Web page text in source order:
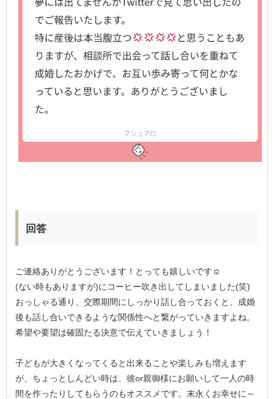
回答
ご連絡ありがとうございます！とっても嬉しいです☺
(ない時もありますが)にコーヒー吹き出してしまいました(笑)
おっしゃる通り、交際期間にしっかり話し合っておくと、成婚
後も話し合いできるような関係性へと繋がっていきますよね。
希望や要望は確固たる決意で伝えていきましょう！
子どもが大きくなってくると出来ることや楽しみも増えます
が、ちょっとしんどい時は、彼or親御様にお願いして一人の時
間を作ったりしてもらうのもオススメです。末永くお幸せに～